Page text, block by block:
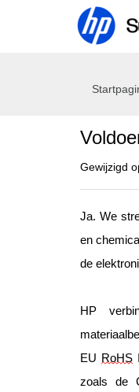
Gewijzigd
Ja. We
en
de
HP
EU RoHS
zoals de